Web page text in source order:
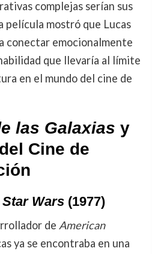
complejas serían sus
película mostró que Lucas
conectar emocionalmente
que llevaría al límite
en el mundo del cine de
las Galaxias y
Cine de
Star Wars(1977)
de American
ya se encontraba en una